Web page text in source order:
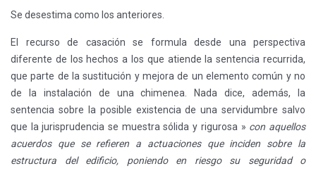
Se desestima como los anteriores.
El recurso de casación se formula desde una perspectiva
diferente de los hechos a los que atiende la sentencia recurrida,
que parte de la sustitución y mejora de un elemento común y no
de la instalación de una chimenea. Nada dice, además, la
sentencia sobre la posible existencia de una servidumbre salvo
que la jurisprudencia se muestra sólida y rigurosa » con aquellos
acuerdos que se refieren a actuaciones que inciden sobre la
estructura del edificio, poniendo en riesgo su seguridad o